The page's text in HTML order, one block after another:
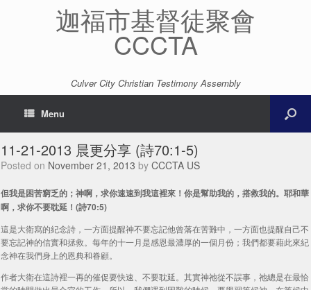
迦福市基督徒聚會
CCCTA
Culver City Christian Testimony Assembly
Menu
11-21-2013 晨更分享 (詩70:1-5)
Posted on November 21, 2013 by CCCTA US
但我是困苦窮乏的；神啊，求你速速到我這裡來！你是幫助我的，搭救我的。耶和華
啊，求你不要耽延！(詩70:5)
這是大衛寫的紀念詩，一方面提醒神不要忘記他曾落在苦難中，一方面也提醒自己不
要忘記神的信實和拯救。每年的十一月是感恩最濃厚的一個月份；我們都要藉此來紀
念神在我們身上的恩典和眷顧。
作者大衛在這詩裡一再的催促要快速、不要耽延。其實神祂從不誤事，祂總是在最恰